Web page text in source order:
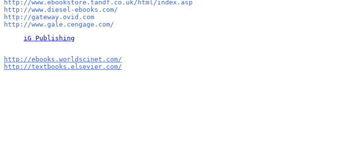
http://www.ebookstore.tandf.co.uk/html/index.asp
http://www.diesel-ebooks.com/
http://gateway.ovid.com
iG Publishing
http://ebooks.worldscinet.com/
http://textbooks.elsevier.com/